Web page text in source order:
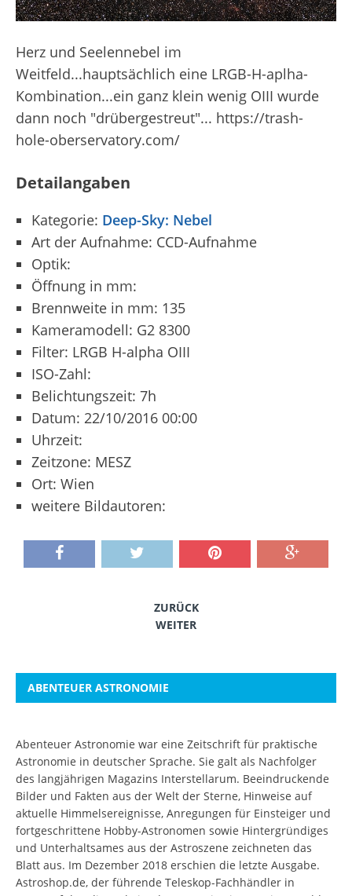
Herz und Seelennebel im
Weitfeld...hauptsächlich eine LRGB-H-aplha-
Kombination...ein ganz klein wenig OIII wurde
dann noch "drübergestreut"... https://trash-
hole-oberservatory.com/
Detailangaben
Kategorie: Deep-Sky: Nebel
Art der Aufnahme: CCD-Aufnahme
Optik:
Öffnung in mm:
Brennweite in mm: 135
Kameramodell: G2 8300
Filter: LRGB H-alpha OIII
ISO-Zahl:
Belichtungszeit: 7h
Datum: 22/10/2016 00:00
Uhrzeit:
Zeitzone: MESZ
Ort: Wien
weitere Bildautoren:
ZURÜCK
WEITER
ABENTEUER ASTRONOMIE
Abenteuer Astronomie war eine Zeitschrift für praktische
Astronomie in deutscher Sprache. Sie galt als Nachfolger
des langjährigen Magazins Interstellarum. Beeindruckende
Bilder und Fakten aus der Welt der Sterne, Hinweise auf
aktuelle Himmelsereignisse, Anregungen für Einsteiger und
fortgeschrittene Hobby-Astronomen sowie Hintergründiges
und Unterhaltsames aus der Astroszene zeichneten das
Blatt aus. Im Dezember 2018 erschien die letzte Ausgabe.
Astroshop.de, der führende Teleskop-Fachhändler in